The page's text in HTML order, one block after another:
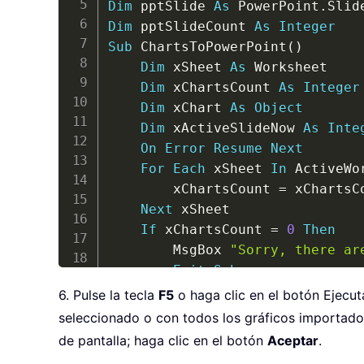
Else
Set pptPres = pptApp.
Set pptSlide = pptPres
End If
End
If
  ActiveChart
. ChartArea .
With pptSlide
.Shapes.
Paste
Set
pptShape = Shapes( .
pptShpRng = Shapes.
End With
With
pptShpRng
Align msoAlignCenters,
End
With
  pptShpRng
.Select
End
Sub
Dim pptSlide As PowerPoint .
Dim pptSlideCount As
Integer
Sub ChartsToPowerPoint ( )
Dim xSheet As Worksheet
Dim xChartsCount As
Integer
Dim xChart As
Object
Dim xActiveSlideNow As
On
Error Resume
Next
For
Each xSheet In
        xChartsCount
=
Next xSheet
If xChartsCount = 0 Then
        MsgBox
"Sorry, there
Exit Sub
End If
pptApp GetObject
Nothing
CreateObject
6. Pulse la tecla F5 o haga clic en el botón
seleccionado o con todos los gráficos
de pantalla; haga clic en el botón Aceptar.